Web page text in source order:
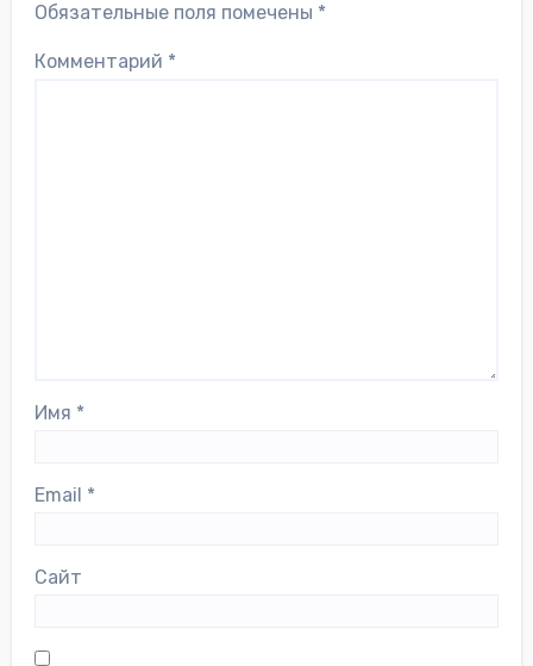
Обязательные поля помечены *
Комментарий *
Имя *
Email *
Сайт